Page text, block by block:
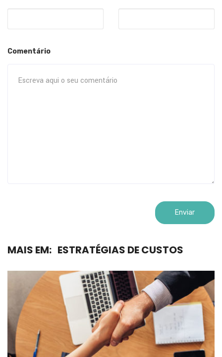
Comentário
MAIS EM: ESTRATÉGIAS DE CUSTOS